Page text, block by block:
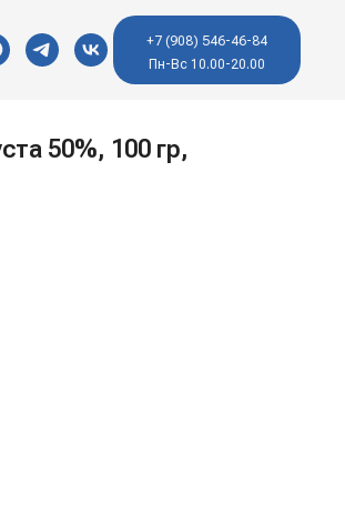
+7 (908) 546-46-84
Пн-Вс 10.00-20.00
50%, 100 гр,